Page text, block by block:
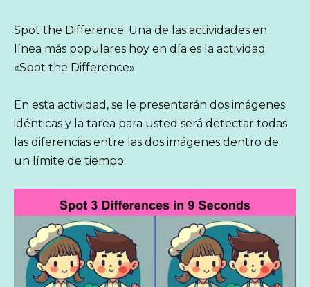
Spot the Difference: Una de las actividades en
línea más populares hoy en día es la actividad
«Spot the Difference».
En esta actividad, se le presentarán dos imágenes
idénticas y la tarea para usted será detectar todas
las diferencias entre las dos imágenes dentro de
un límite de tiempo.